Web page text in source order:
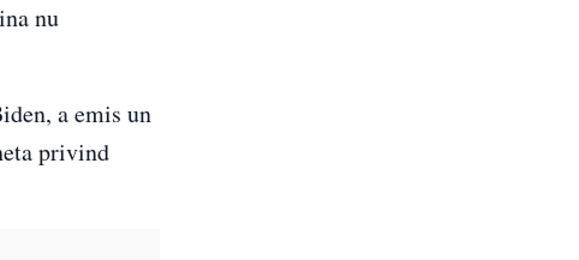
nu
a emis un
privind